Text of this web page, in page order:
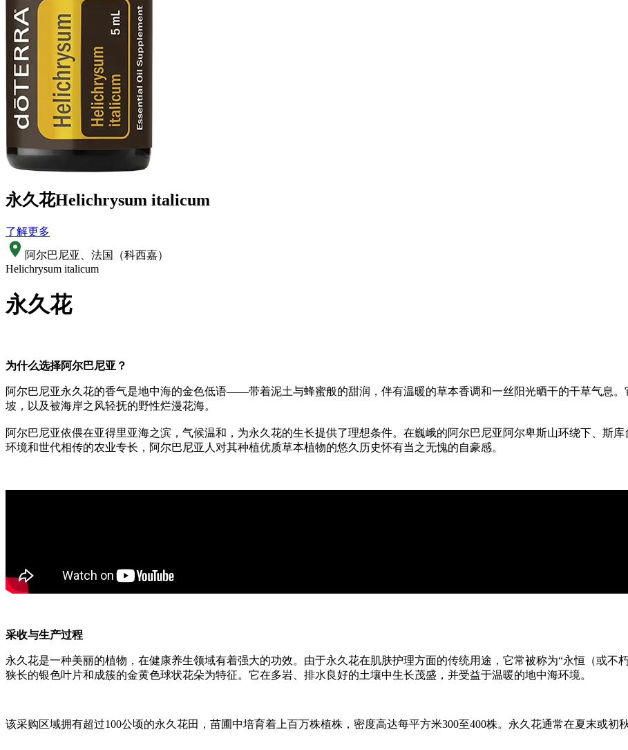
永久花Helichrysum italicum
了解更多
阿尔巴尼亚、法国（科西嘉）
Helichrysum italicum
永久花
为什么选择阿尔巴尼亚？
阿尔巴尼亚永久花的香气是地中海的金色低语——带着泥土与蜂蜜般的甜润，伴有温暖的草本香调和一丝阳光晒干的干草气息
坡，以及被海岸之风轻抚的野性烂漫花海。
阿尔巴尼亚依偎在亚得里亚海之滨，气候温和，为永久花的生长提供了理想条件。在巍峨的阿尔巴尼亚阿尔卑斯山环绕下、斯
环境和世代相传的农业专长，阿尔巴尼亚人对其种植优质草本植物的悠久历史怀有当之无愧的自豪感。
采收与生产过程
永久花是一种美丽的植物，在健康养生领域有着强大的功效。由于永久花在肌肤护理方面的传统用途，它常被称为“永恒（或不
狭长的银色叶片和成簇的金黄色球状花朵为特征。它在多岩、排水良好的土壤中生长茂盛，并受益于温暖的地中海环境。
该采购区域拥有超过100公顷的永久花田，苗圃中培育着上百万株植株，密度高达每平方米300至400株。永久花通常在夏末或